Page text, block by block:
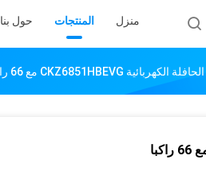
منزل المنتجات حول بنا
الحافلة الكهربائية CKZ6851HBEVG مع 66 راكبا